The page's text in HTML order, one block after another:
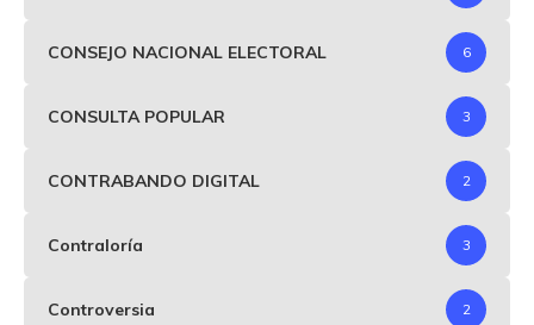
CONSEJO NACIONAL ELECTORAL 6
CONSULTA POPULAR 3
CONTRABANDO DIGITAL 2
Contraloría 3
Controversia 2